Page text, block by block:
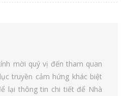
mời quý vị đến tham quan
truyền cảm hứng khác biệt
lại thông tin chi tiết để Nhà